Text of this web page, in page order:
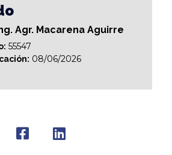
Agr. Macarena Aguirre
55547
08/06/2026